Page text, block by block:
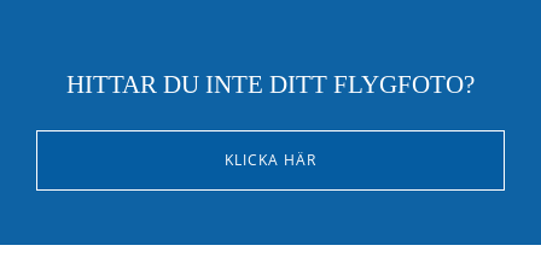
HITTAR DU INTE DITT FLYGFOTO?
KLICKA HÄR